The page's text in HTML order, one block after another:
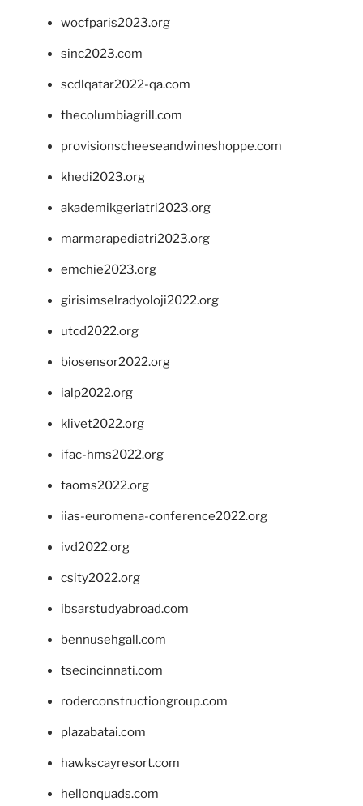
wocfparis2023.org
sinc2023.com
scdlqatar2022-qa.com
thecolumbiagrill.com
provisionscheeseandwineshoppe.com
khedi2023.org
akademikgeriatri2023.org
marmarapediatri2023.org
emchie2023.org
girisimselradyoloji2022.org
utcd2022.org
biosensor2022.org
ialp2022.org
klivet2022.org
ifac-hms2022.org
taoms2022.org
iias-euromena-conference2022.org
ivd2022.org
csity2022.org
ibsarstudyabroad.com
bennusehgall.com
tsecincinnati.com
roderconstructiongroup.com
plazabatai.com
hawkscayresort.com
hellonquads.com